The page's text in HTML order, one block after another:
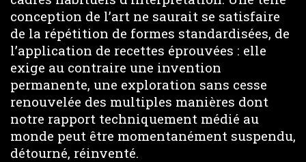
conception de l’art ne saurait se satisfaire
de la répétition de formes standardisées, de
l’application de recettes éprouvées : elle
exige au contraire une invention
permanente, une exploration sans cesse
renouvelée des multiples manières dont
notre rapport techniquement médié au
monde peut être momentanément suspendu,
détourné, réinventé.